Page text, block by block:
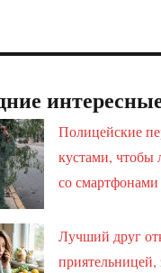
Полицейские
кустами, чтобы
со смартфонами
Лучший друг
приятельницей,